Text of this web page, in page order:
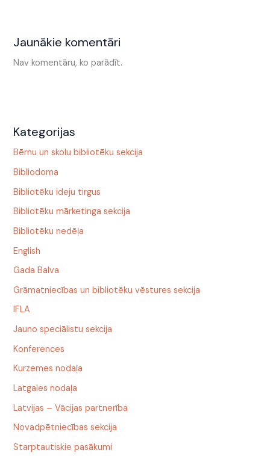
Jaunākie komentāri
Nav komentāru, ko parādīt.
Kategorijas
Bērnu un skolu bibliotēku sekcija
Bibliodoma
Bibliotēku ideju tirgus
Bibliotēku mārketinga sekcija
Bibliotēku nedēļa
English
Gada Balva
Grāmatniecības un bibliotēku vēstures sekcija
IFLA
Jauno speciālistu sekcija
Konferences
Kurzemes nodaļa
Latgales nodaļa
Latvijas – Vācijas partnerība
Novadpētniecības sekcija
Starptautiskie pasākumi